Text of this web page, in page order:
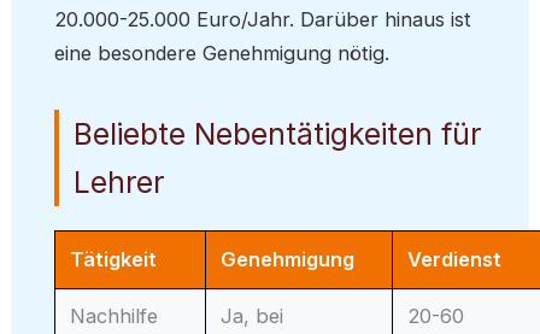
20.000-25.000 Euro/Jahr. Darüber hinaus ist
eine besondere Genehmigung nötig.
Beliebte Nebentätigkeiten für
Lehrer
Tätigkeit Genehmigung Verdienst
Nachhilfe
Ja, bei
20-60